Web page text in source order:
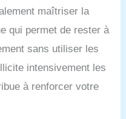
maîtriser la
qui permet de rester à
sans utiliser les
intensivement les
à renforcer votre